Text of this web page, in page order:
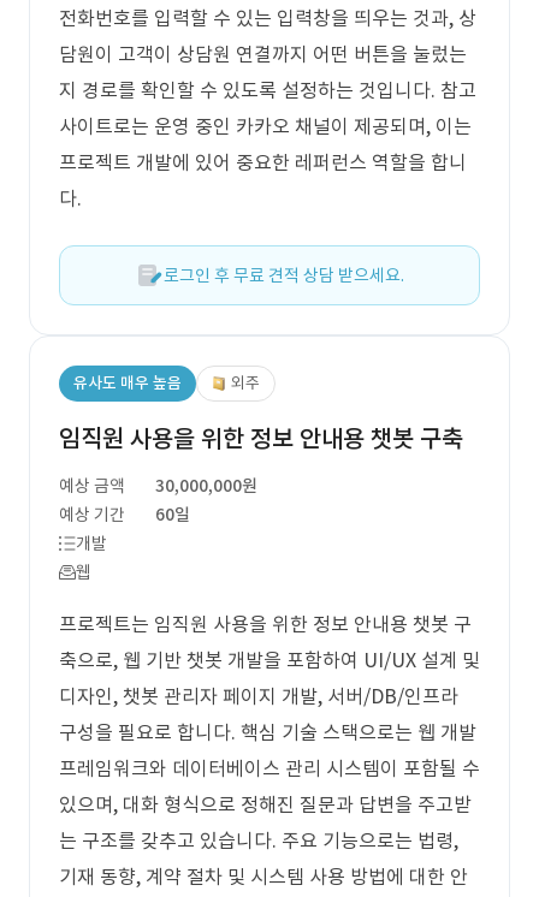
전화번호를 입력할 수 있는 입력창을 띄우는 것과, 상
담원이 고객이 상담원 연결까지 어떤 버튼을 눌렀는
지 경로를 확인할 수 있도록 설정하는 것입니다. 참고
사이트로는 운영 중인 카카오 채널이 제공되며, 이는
프로젝트 개발에 있어 중요한 레퍼런스 역할을 합니
다.
로그인 후 무료 견적 상담 받으세요.
유사도 매우 높음 외주
임직원 사용을 위한 정보 안내용 챗봇 구축
예상 금액
30,000,000원
예상 기간
60일
개발
웹
프로젝트는 임직원 사용을 위한 정보 안내용 챗봇 구
축으로, 웹 기반 챗봇 개발을 포함하여 UI/UX 설계 및
디자인, 챗봇 관리자 페이지 개발, 서버/DB/인프라
구성을 필요로 합니다. 핵심 기술 스택으로는 웹 개발
프레임워크와 데이터베이스 관리 시스템이 포함될 수
있으며, 대화 형식으로 정해진 질문과 답변을 주고받
는 구조를 갖추고 있습니다. 주요 기능으로는 법령,
기재 동향, 계약 절차 및 시스템 사용 방법에 대한 안